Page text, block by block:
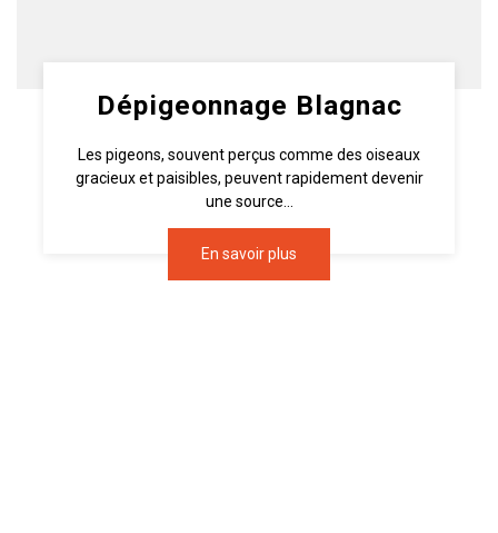
Dépigeonnage Blagnac
Les pigeons, souvent perçus comme des oiseaux
gracieux et paisibles, peuvent rapidement devenir
une source...
En savoir plus